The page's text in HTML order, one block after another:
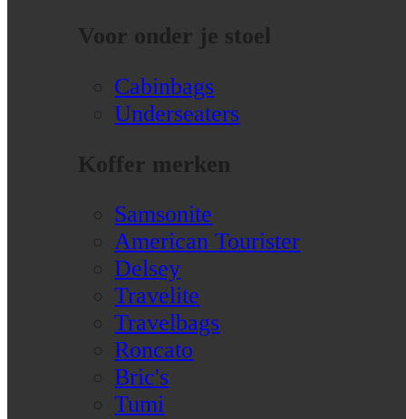
Voor onder je stoel
Cabinbags
Underseaters
Koffer merken
Samsonite
American Tourister
Delsey
Travelite
Travelbags
Roncato
Bric's
Tumi